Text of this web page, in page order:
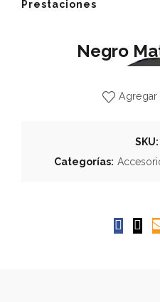
Prestaciones
Negro
Agregar
SKU:
Categorías: